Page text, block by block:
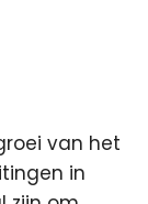
van het
in